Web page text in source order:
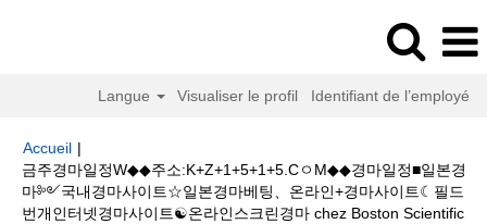
Langue Visualiser le profil Identifiant de l’employé
Accueil |
금주경마일정W◆◆주소:K+Z+1+5+1+5.CㅇM◆◆경마일정■일본경
마༻국내경마사이트☆일본경마베팅、온라인+경마사이트☾필드
번개인터넷경마사이트☯온라인스크린경마 chez Boston Scientific